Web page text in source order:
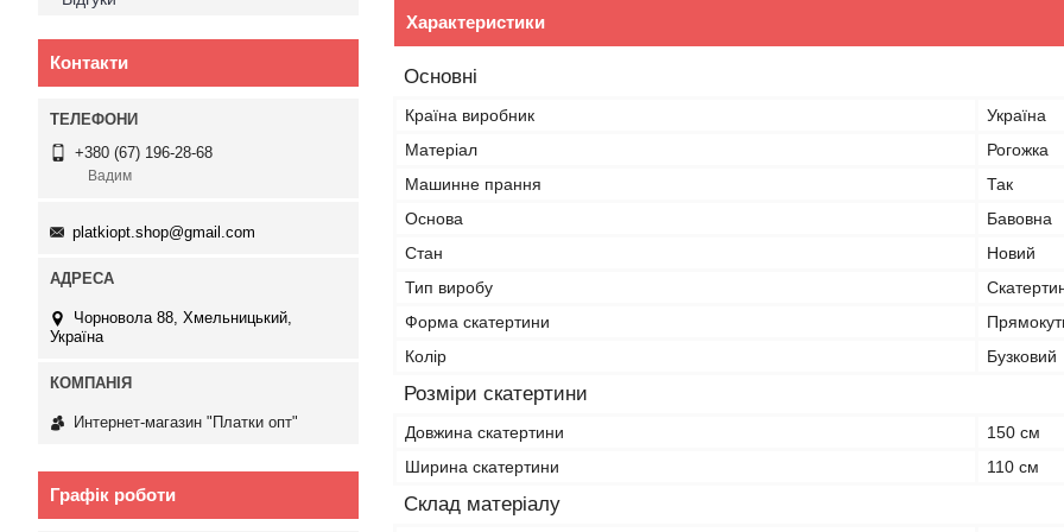
Характеристики
Основні
Країна виробник
Україна
Матеріал
Рогожка
Машинне прання
Так
Основа
Бавовна
Стан
Новий
Тип виробу
Форма скатертини
Колір
Бузковий
Розміри скатертини
Довжина скатертини
150 см
Ширина скатертини
110 см
Склад матеріалу
Контакти
+380 (67) 196-28-68
Вадим
platkiopt.shop@gmail.com
Чорновола 88, Хмельницький,
Україна
Интернет-магазин "Платки опт"
Графік роботи